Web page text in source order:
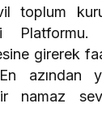
toplum
girerek
azından
namaz